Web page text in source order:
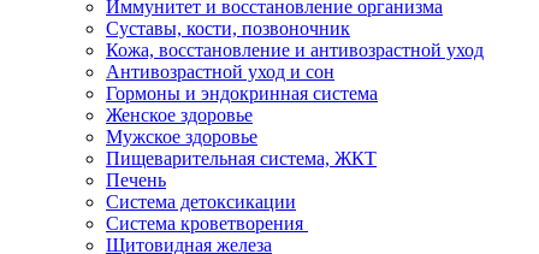
Иммунитет и восстановление организма
Суставы, кости, позвоночник
Кожа, восстановление и антивозрастной уход
Антивозрастной уход и сон
Гормоны и эндокринная система
Женское здоровье
Мужское здоровье
Пищеварительная система, ЖКТ
Печень
Система детоксикации
Система кроветворения
Щитовидная железа